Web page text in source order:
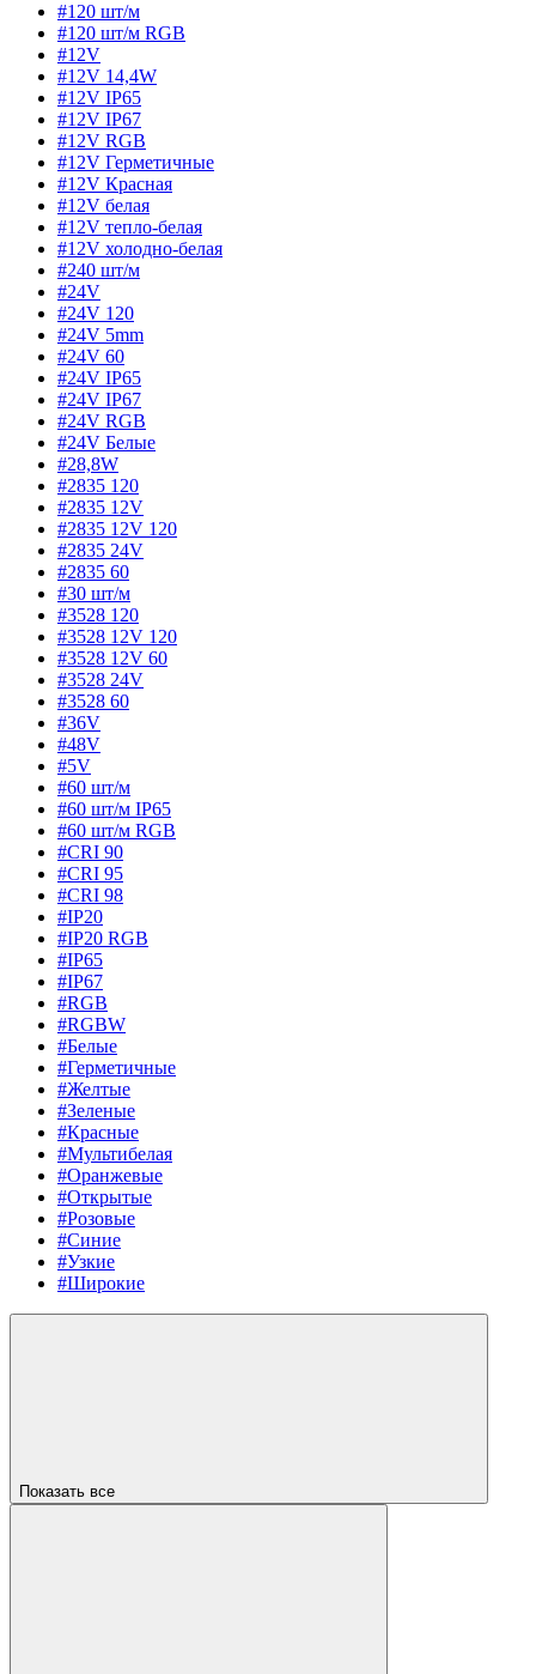
#120 шт/м
#120 шт/м RGB
#12V
#12V 14,4W
#12V IP65
#12V IP67
#12V RGB
#12V Герметичные
#12V Красная
#12V белая
#12V тепло-белая
#12V холодно-белая
#240 шт/м
#24V
#24V 120
#24V 5mm
#24V 60
#24V IP65
#24V IP67
#24V RGB
#24V Белые
#28,8W
#2835 120
#2835 12V
#2835 12V 120
#2835 24V
#2835 60
#30 шт/м
#3528 120
#3528 12V 120
#3528 12V 60
#3528 24V
#3528 60
#36V
#48V
#5V
#60 шт/м
#60 шт/м IP65
#60 шт/м RGB
#CRI 90
#CRI 95
#CRI 98
#IP20
#IP20 RGB
#IP65
#IP67
#RGB
#RGBW
#Белые
#Герметичные
#Желтые
#Зеленые
#Красные
#Мультибелая
#Оранжевые
#Открытые
#Розовые
#Синие
#Узкие
#Широкие
Показать все